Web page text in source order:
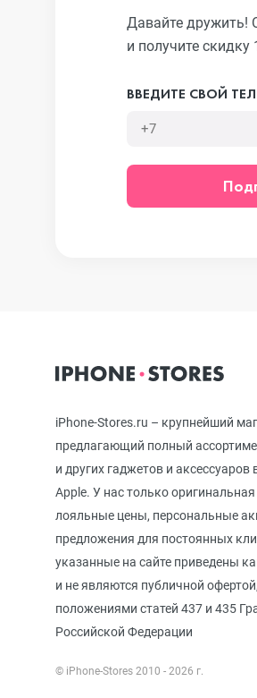
iPhone 13 mini
iPhone 12 Pro Max
iPhone 11 Pro Max
iPhone 11 Pro
iPhone 11
iPhone XS Max
Давайте дружить!
и получите
ВВЕДИТЕ СВОЙ
iPhone-Stores.ru – крупнейший
предлагающий полный
и других гаджетов и
Apple. У нас только
лояльные цены, персональные
предложения для постоянных
указанные на сайте приведены
и не являются публичной
положениями статей 437 и 435
Российской Федерации
© iPhone-Stores 2010 - 2026 г.